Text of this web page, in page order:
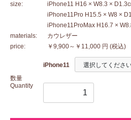
size:
iPhone11 H16 × W8.3 ×
iPhone11Pro H15.5 × W8 ×
iPhone11ProMax H16.7 ×
materials:
カウレザー
price:
￥9,900～￥11,000 円 (税込)
数量
Quantity
iPhone11